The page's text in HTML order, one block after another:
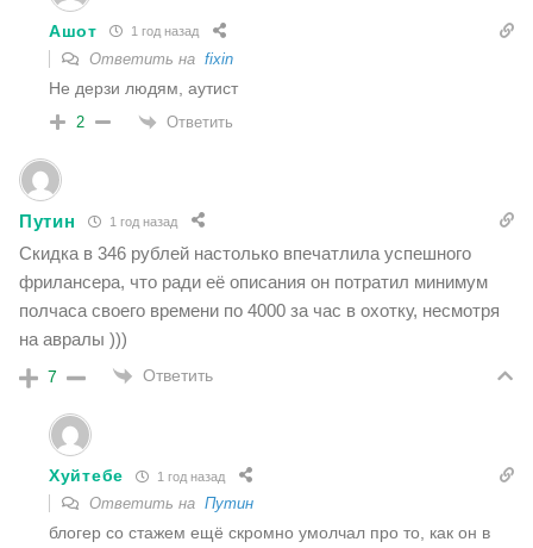
Ашот 1 год назад
Ответить на fixin
Не дерзи людям, аутист
2 Ответить
Путин 1 год назад
Скидка в 346 рублей настолько впечатлила успешного
фрилансера, что ради её описания он потратил минимум
полчаса своего времени по 4000 за час в охотку, несмотря
на авралы )))
7 Ответить
Хуйтебе 1 год назад
Ответить на Путин
блогер со стажем ещё скромно умолчал про то, как он в